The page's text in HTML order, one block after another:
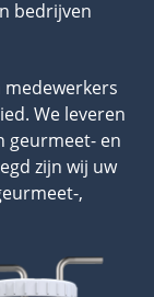
bedrijven
medewerkers
We leveren
geurmeet- en
zijn wij uw
,